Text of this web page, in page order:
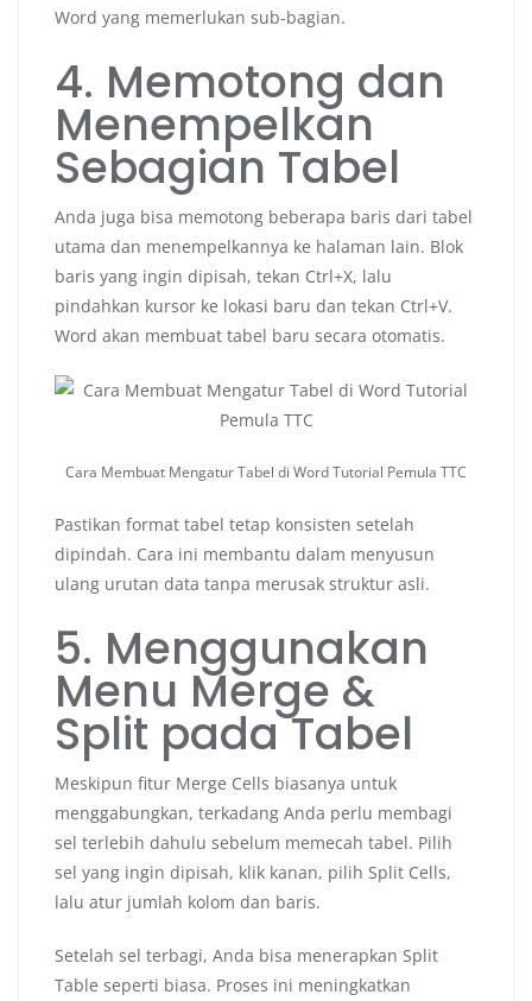
Word yang memerlukan sub-bagian.
4. Memotong dan
Menempelkan
Sebagian Tabel
Anda juga bisa memotong beberapa baris dari tabel
utama dan menempelkannya ke halaman lain. Blok
baris yang ingin dipisah, tekan Ctrl+X, lalu
pindahkan kursor ke lokasi baru dan tekan Ctrl+V.
Word akan membuat tabel baru secara otomatis.
Cara Membuat Mengatur Tabel di Word Tutorial Pemula TTC
Pastikan format tabel tetap konsisten setelah
dipindah. Cara ini membantu dalam menyusun
ulang urutan data tanpa merusak struktur asli.
5. Menggunakan
Menu Merge &
Split pada Tabel
Meskipun fitur Merge Cells biasanya untuk
menggabungkan, terkadang Anda perlu membagi
sel terlebih dahulu sebelum memecah tabel. Pilih
sel yang ingin dipisah, klik kanan, pilih Split Cells,
lalu atur jumlah kolom dan baris.
Setelah sel terbagi, Anda bisa menerapkan Split
Table seperti biasa. Proses ini meningkatkan